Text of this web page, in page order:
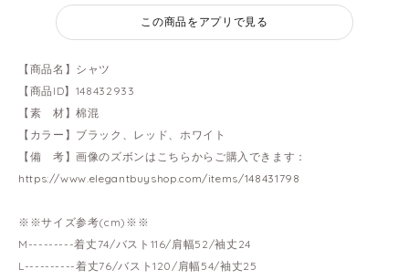
この商品をアプリで見る
【商品名】シャツ
【商品ID】148432933
【素 材】棉混
【カラー】ブラック、レッド、ホワイト
【備 考】画像のズボンはこちらからご購入できます：
https://www.elegantbuyshop.com/items/148431798
※※サイズ参考(cm)※※
M---------着丈74/バスト116/肩幅52/袖丈24
L----------着丈76/バスト120/肩幅54/袖丈25